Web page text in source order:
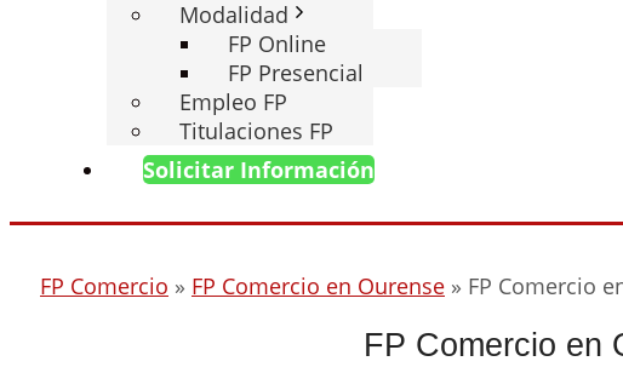
Modalidad
FP Online
FP Presencial
Empleo FP
Titulaciones FP
Solicitar Información
FP Comercio » FP Comercio en Ourense » FP Comercio
FP Comercio en